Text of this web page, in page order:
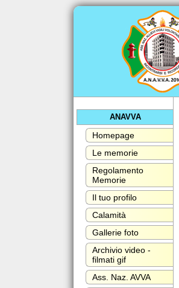
ANAVVA
Homepage
Le memorie
Regolamento
Memorie
Il tuo profilo
Calamità
Gallerie foto
Archivio video -
filmati gif
Ass. Naz. AVVA